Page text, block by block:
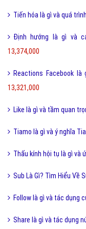
Tiến hóa là gì và quá
Định hướng là gì và
13,374,000
Reactions Facebook
13,321,000
Like là gì và tầm quan
Tiamo là gì và ý nghĩa
Thấu kính hội tụ là gì và
Sub Là Gì? Tìm Hiểu Về
Follow là gì và tác dụng
Share là gì và tác dụng